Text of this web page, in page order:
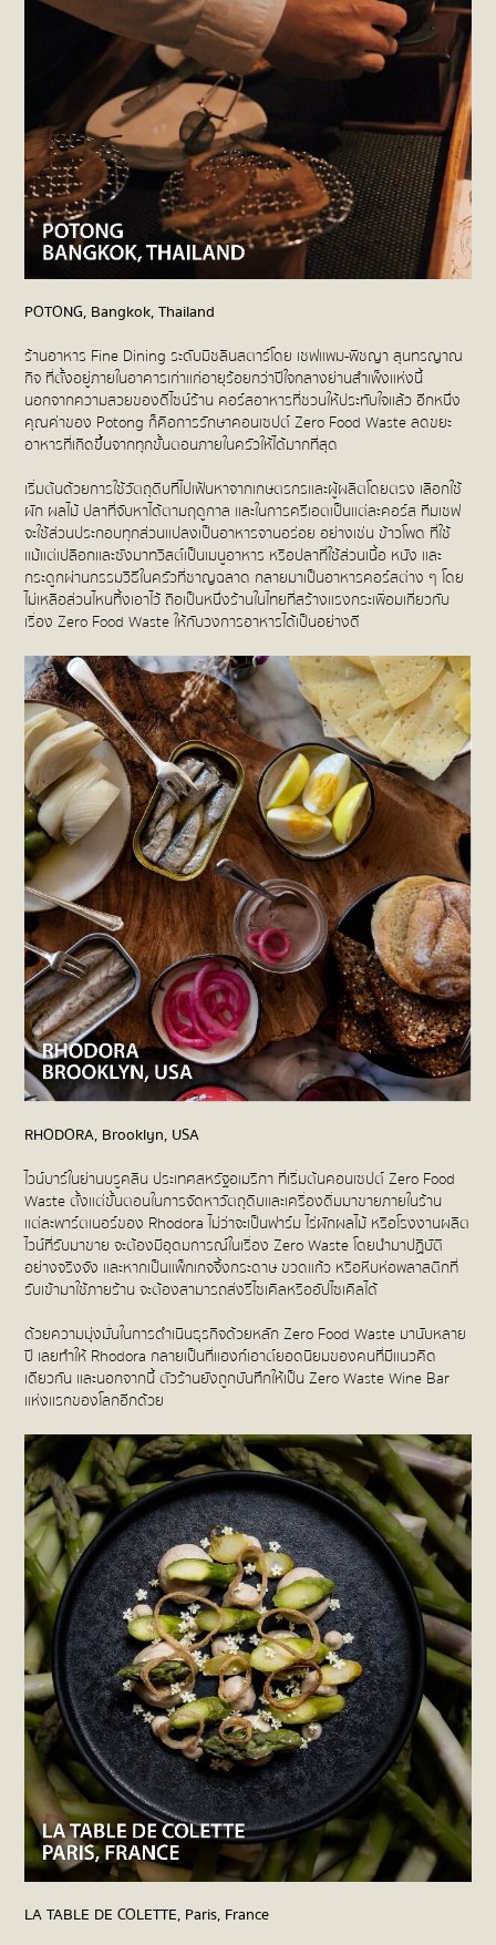
POTONG, Bangkok, Thailand
ร้านอาหาร Fine Dining ระดับมิชลินสตาร์โดย เชฟแพม-พิชญา สุนทรญาณ
กิจ ที่ตั้งอยู่ภายในอาคารเก่าแก่อายุร้อยกว่าปีใจกลางย่านสำเพ็งแห่งนี้
นอกจากความสวยของดีไซน์ร้าน คอร์สอาหารที่ชวนให้ประทับใจแล้ว อีกหนึ่ง
คุณค่าของ Potong ก็คือการรักษาคอนเซปต์ Zero Food Waste ลดขยะ
อาหารที่เกิดขึ้นจากทุกขั้นตอนภายในครัวให้ได้มากที่สุด
เริ่มต้นด้วยการใช้วัตถุดิบที่ไปเฟ้นหาจากเกษตรกรและผู้ผลิตโดยตรง เลือกใช้
ผัก ผลไม้ ปลาที่จับหาได้ตามฤดูกาล และในการครีเอตเป็นแต่ละคอร์ส ทีมเชฟ
จะใช้ส่วนประกอบทุกส่วนแปลงเป็นอาหารจานอร่อย อย่างเช่น ข้าวโพด ที่ใช้
แม้แต่เปลือกและซังมาทวิสต์เป็นเมนูอาหาร หรือปลาที่ใช้ส่วนเนื้อ หนัง และ
กระดูกผ่านกรรมวิธีในครัวที่ชาญฉลาด กลายมาเป็นอาหารคอร์สต่าง ๆ โดย
ไม่เหลือส่วนไหนทิ้งเอาไว้ ถือเป็นหนึ่งร้านในไทยที่สร้างแรงกระเพื่อมเกี่ยวกับ
เรื่อง Zero Food Waste ให้กับวงการอาหารได้เป็นอย่างดี
RHODORA, Brooklyn, USA
ไวน์บาร์ในย่านบรูคลิน ประเทศสหรัฐอเมริกา ที่เริ่มต้นคอนเซปต์ Zero Food
Waste ตั้งแต่ขั้นตอนในการจัดหาวัตถุดิบและเครื่องดื่มมาขายภายในร้าน
แต่ละพาร์ตเนอร์ของ Rhodora ไม่ว่าจะเป็นฟาร์ม ไร่ผักผลไม้ หรือโรงงานผลิต
ไวน์ที่รับมาขาย จะต้องมีอุดมการณ์ในเรื่อง Zero Waste โดยนำมาปฏิบัติ
อย่างจริงจัง และหากเป็นแพ็กเกจจิ้งกระดาษ ขวดแก้ว หรือหีบห่อพลาสติกที่
รับเข้ามาใช้ภายร้าน จะต้องสามารถส่งรีไซเคิลหรืออัปไซเคิลได้
ด้วยความมุ่งมั่นในการดำเนินธุรกิจด้วยหลัก Zero Food Waste มานับหลาย
ปี เลยทำให้ Rhodora กลายเป็นที่แฮงก์เอาต์ยอดนิยมของคนที่มีแนวคิด
เดียวกัน และนอกจากนี้ ตัวร้านยังถูกบันทึกให้เป็น Zero Waste Wine Bar
แห่งแรกของโลกอีกด้วย
LA TABLE DE COLETTE, Paris, France